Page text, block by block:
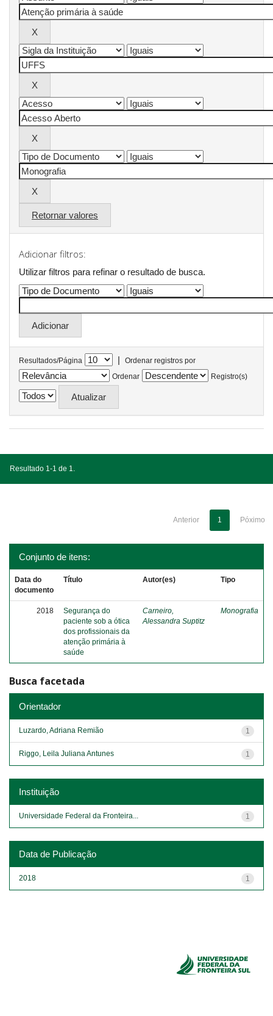
Retornar valores
Adicionar filtros:
Utilizar filtros para refinar o resultado de busca.
Resultados/Página |
Ordenar registros por
Ordenar
Registro(s)
Resultado 1-1 de 1.
Anterior 1 Póximo
Conjunto de itens:
Data do
documento
Título Autor(es) Tipo
2018
Segurança do
paciente sob a ótica
dos profissionais da
atenção primária à
saúde
Carneiro,
Alessandra Suptitz
Monografia
Busca facetada
Orientador
1
Luzardo, Adriana Remião
1
Riggo, Leila Juliana Antunes
Instituição
1
Universidade Federal da Fronteira...
Data de Publicação
1
2018